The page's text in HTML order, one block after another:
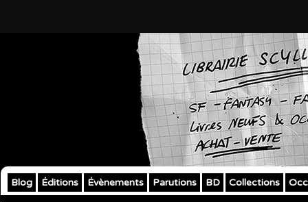
Blog Éditions Évènements Parutions BD Collections